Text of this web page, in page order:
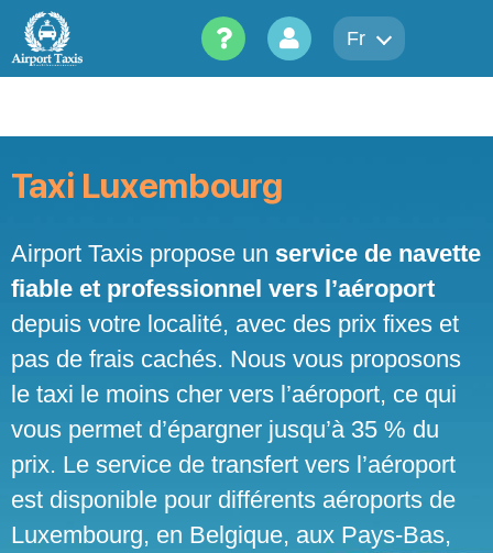
content
Fr
Taxi Luxembourg
Airport Taxis propose un service de navette
fiable et professionnel vers l’aéroport
depuis votre localité, avec des prix fixes et
pas de frais cachés. Nous vous proposons
le taxi le moins cher vers l’aéroport, ce qui
vous permet d’épargner jusqu’à 35 % du
prix. Le service de transfert vers l’aéroport
est disponible pour différents aéroports de
Luxembourg, en Belgique, aux Pays-Bas,